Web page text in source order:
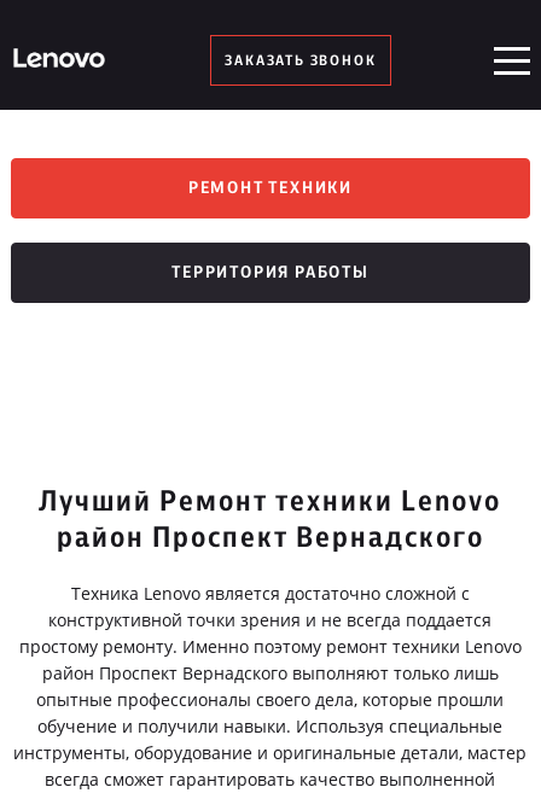
ЗАКАЗАТЬ ЗВОНОК
РЕМОНТ ТЕХНИКИ
ТЕРРИТОРИЯ РАБОТЫ
Лучший Ремонт техники Lenovo
район Проспект Вернадского
Техника Lenovo является достаточно сложной с
конструктивной точки зрения и не всегда поддается
простому ремонту. Именно поэтому ремонт техники Lenovo
район Проспект Вернадского выполняют только лишь
опытные профессионалы своего дела, которые прошли
обучение и получили навыки. Используя специальные
инструменты, оборудование и оригинальные детали, мастер
всегда сможет гарантировать качество выполненной